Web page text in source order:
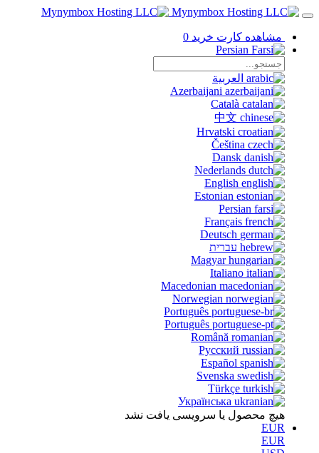
مشاهده کارت خرید 0
Persian
العربية
Azerbaijani
Català
中文
Hrvatski
Čeština
Dansk
Nederlands
English
Estonian
Persian
Français
Deutsch
עברית
Magyar
Italiano
Macedonian
Norwegian
Português
Português
Română
Русский
Español
Svenska
Türkçe
Українська
هیچ محصول یا سرویسی یافت نشد
EUR
EUR